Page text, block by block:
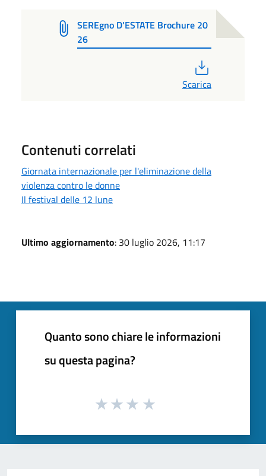
SEREgno D'ESTATE Brochure 20
26
Scarica
Contenuti correlati
Giornata internazionale per l'eliminazione della
violenza contro le donne
Il festival delle 12 lune
Ultimo aggiornamento: 30 luglio 2026, 11:17
Quanto sono chiare le informazioni
su questa pagina?